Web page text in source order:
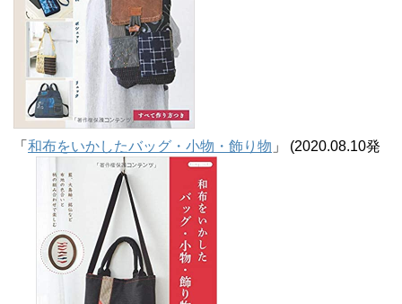
「 和布をいかしたバッグ・小物・飾り物 」 (2020.08.10発